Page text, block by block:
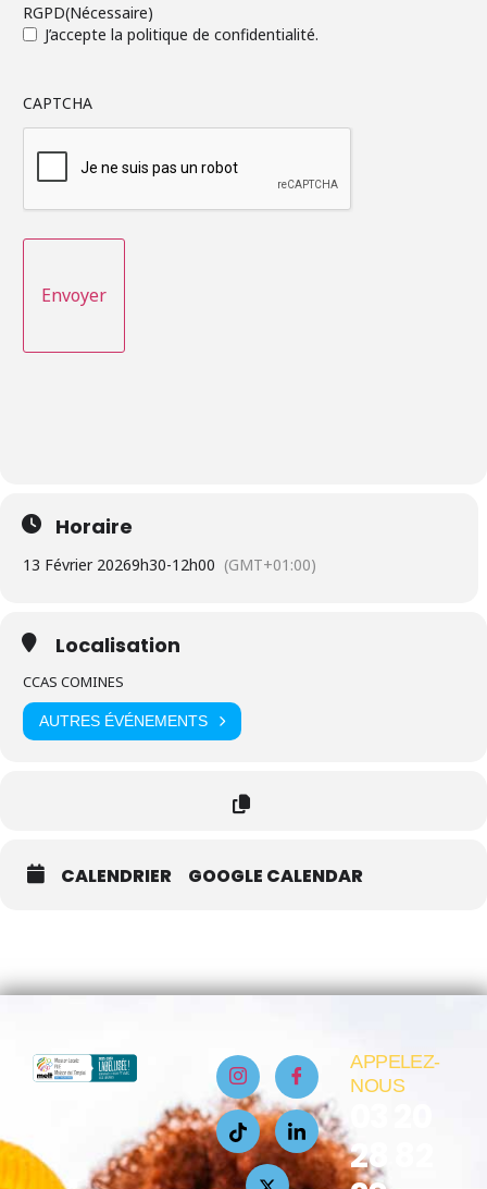
RGPD(Nécessaire)
J’accepte la politique de confidentialité.
CAPTCHA
Horaire
13 Février 20269h30-12h00 (GMT+01:00)
Localisation
CCAS COMINES
AUTRES ÉVÉNEMENTS
CALENDRIER GOOGLE CALENDAR
APPELEZ-
NOUS
28 82